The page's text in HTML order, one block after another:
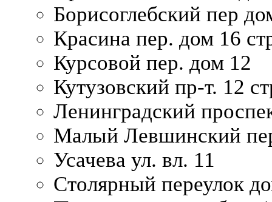
Борисоглебский пер
Красина пер. дом 16
Курсовой пер. дом 12
Кутузовский пр-т. 12
Ленинградский
Малый Левшинский
Усачева ул. вл. 11
Столярный переулок